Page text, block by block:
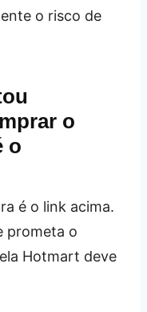
o risco de
o
o
é o link acima.
prometa o
Hotmart deve